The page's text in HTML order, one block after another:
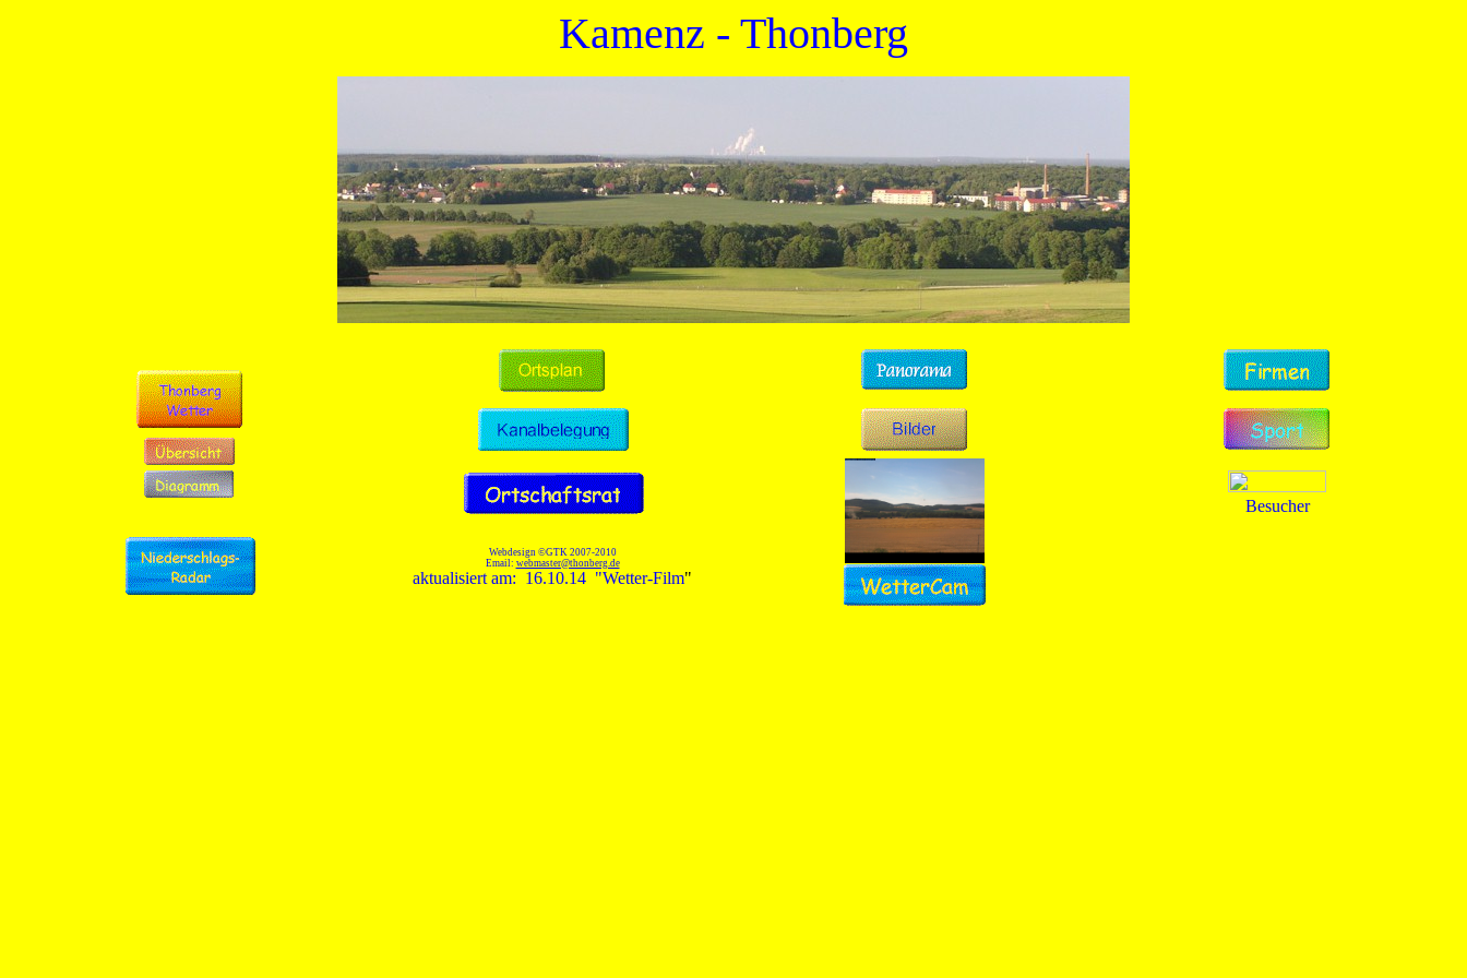
Kamenz - Thonberg
Besucher
Webdesign ©GTK 2007-2010
Email: webmaster@thonberg.de
aktualisiert am: 16.10.14 "Wetter-Film"